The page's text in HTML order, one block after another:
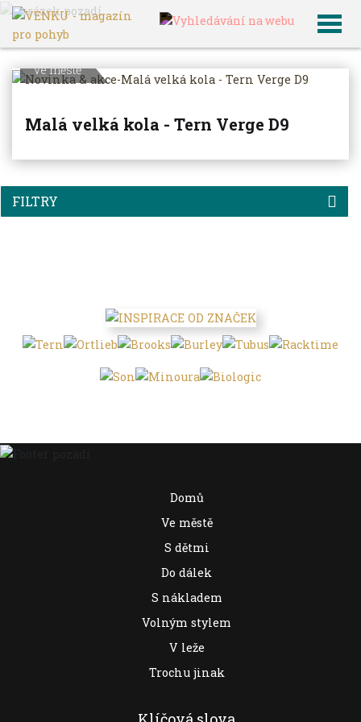
VENKU Archiv článků
FILTRY
Ve městě
Malá velká kola - Tern Verge D9
Domů
Ve městě
S dětmi
Do dálek
S nákladem
Volným stylem
V leže
Trochu jinak